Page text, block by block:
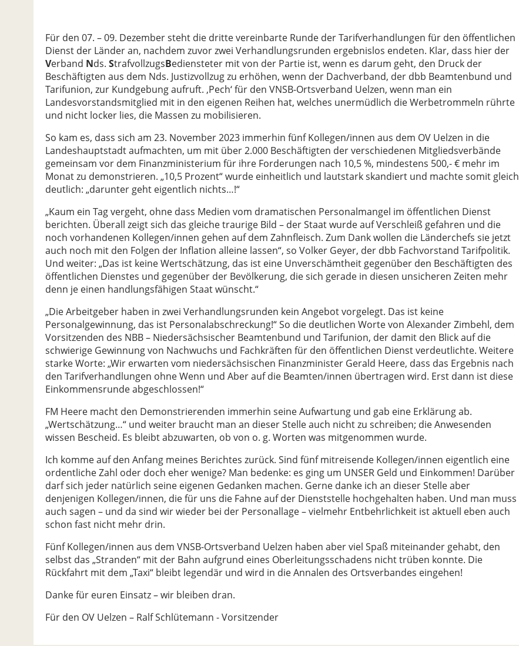
Für den 07. – 09. Dezember steht die dritte vereinbarte Runde der Tarifverhandlungen für den öffentlichen
Dienst der Länder an, nachdem zuvor zwei Verhandlungsrunden ergebnislos endeten. Klar, dass hier der
Verband Nds. StrafvollzugsBediensteter mit von der Partie ist, wenn es darum geht, den Druck der
Beschäftigten aus dem Nds. Justizvollzug zu erhöhen, wenn der Dachverband, der dbb Beamtenbund und
Tarifunion, zur Kundgebung aufruft. ‚Pech‘ für den VNSB-Ortsverband Uelzen, wenn man ein
Landesvorstandsmitglied mit in den eigenen Reihen hat, welches unermüdlich die Werbetrommeln rührte
und nicht locker lies, die Massen zu mobilisieren.
So kam es, dass sich am 23. November 2023 immerhin fünf Kollegen/innen aus dem OV Uelzen in die
Landeshauptstadt aufmachten, um mit über 2.000 Beschäftigten der verschiedenen Mitgliedsverbände
gemeinsam vor dem Finanzministerium für ihre Forderungen nach 10,5 %, mindestens 500,- € mehr im
Monat zu demonstrieren. „10,5 Prozent“ wurde einheitlich und lautstark skandiert und machte somit gleich
deutlich: „darunter geht eigentlich nichts…!“
„Kaum ein Tag vergeht, ohne dass Medien vom dramatischen Personalmangel im öffentlichen Dienst
berichten. Überall zeigt sich das gleiche traurige Bild – der Staat wurde auf Verschleiß gefahren und die
noch vorhandenen Kollegen/innen gehen auf dem Zahnfleisch. Zum Dank wollen die Länderchefs sie jetzt
auch noch mit den Folgen der Inflation alleine lassen“, so Volker Geyer, der dbb Fachvorstand Tarifpolitik.
Und weiter: „Das ist keine Wertschätzung, das ist eine Unverschämtheit gegenüber den Beschäftigten des
öffentlichen Dienstes und gegenüber der Bevölkerung, die sich gerade in diesen unsicheren Zeiten mehr
denn je einen handlungsfähigen Staat wünscht.“
„Die Arbeitgeber haben in zwei Verhandlungsrunden kein Angebot vorgelegt. Das ist keine
Personalgewinnung, das ist Personalabschreckung!“ So die deutlichen Worte von Alexander Zimbehl, dem
Vorsitzenden des NBB – Niedersächsischer Beamtenbund und Tarifunion, der damit den Blick auf die
schwierige Gewinnung von Nachwuchs und Fachkräften für den öffentlichen Dienst verdeutlichte. Weitere
starke Worte: „Wir erwarten vom niedersächsischen Finanzminister Gerald Heere, dass das Ergebnis nach
den Tarifverhandlungen ohne Wenn und Aber auf die Beamten/innen übertragen wird. Erst dann ist diese
Einkommensrunde abgeschlossen!“
FM Heere macht den Demonstrierenden immerhin seine Aufwartung und gab eine Erklärung ab.
„Wertschätzung…“ und weiter braucht man an dieser Stelle auch nicht zu schreiben; die Anwesenden
wissen Bescheid. Es bleibt abzuwarten, ob von o. g. Worten was mitgenommen wurde.
Ich komme auf den Anfang meines Berichtes zurück. Sind fünf mitreisende Kollegen/innen eigentlich eine
ordentliche Zahl oder doch eher wenige? Man bedenke: es ging um UNSER Geld und Einkommen! Darüber
darf sich jeder natürlich seine eigenen Gedanken machen. Gerne danke ich an dieser Stelle aber
denjenigen Kollegen/innen, die für uns die Fahne auf der Dienststelle hochgehalten haben. Und man muss
auch sagen – und da sind wir wieder bei der Personallage – vielmehr Entbehrlichkeit ist aktuell eben auch
schon fast nicht mehr drin.
Fünf Kollegen/innen aus dem VNSB-Ortsverband Uelzen haben aber viel Spaß miteinander gehabt, den
selbst das „Stranden“ mit der Bahn aufgrund eines Oberleitungsschadens nicht trüben konnte. Die
Rückfahrt mit dem „Taxi“ bleibt legendär und wird in die Annalen des Ortsverbandes eingehen!
Danke für euren Einsatz – wir bleiben dran.
Für den OV Uelzen – Ralf Schlütemann - Vorsitzender